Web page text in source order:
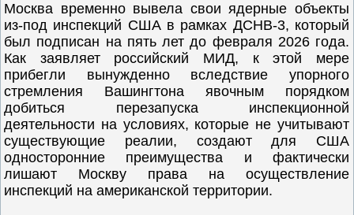
Москва временно вывела свои ядерные объекты
из-под инспекций США в рамках ДСНВ-3, который
был подписан на пять лет до февраля 2026 года.
Как заявляет российский МИД, к этой мере
прибегли вынужденно вследствие упорного
стремления Вашингтона явочным порядком
добиться перезапуска инспекционной
деятельности на условиях, которые не учитывают
существующие реалии, создают для США
односторонние преимущества и фактически
лишают Москву права на осуществление
инспекций на американской территории.